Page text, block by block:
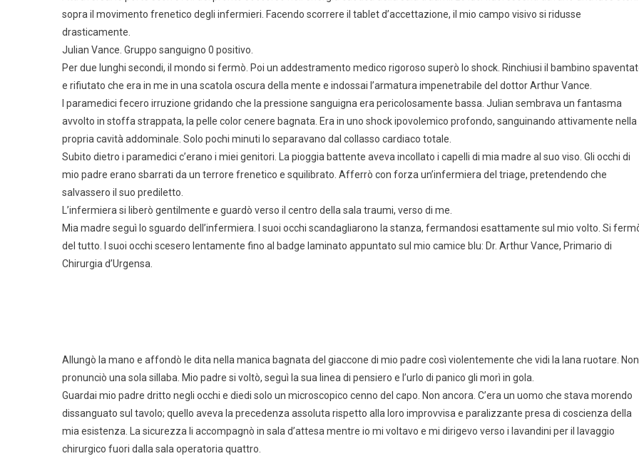
sopra il movimento frenetico degli infermieri. Facendo scorrere il tablet d’accettazione, il mio campo visivo si ridusse
drasticamente.
Julian Vance. Gruppo sanguigno 0 positivo.
Per due lunghi secondi, il mondo si fermò. Poi un addestramento medico rigoroso superò lo shock. Rinchiusi il bambino
e rifiutato che era in me in una scatola oscura della mente e indossai l’armatura impenetrabile del dottor Arthur Vance.
I paramedici fecero irruzione gridando che la pressione sanguigna era pericolosamente bassa. Julian sembrava un fantasma
avvolto in stoffa strappata, la pelle color cenere bagnata. Era in uno shock ipovolemico profondo, sanguinando attivamente nella
propria cavità addominale. Solo pochi minuti lo separavano dal collasso cardiaco totale.
Subito dietro i paramedici c’erano i miei genitori. La pioggia battente aveva incollato i capelli di mia madre al suo viso. Gli occhi di
mio padre erano sbarrati da un terrore frenetico e squilibrato. Afferrò con forza un’infermiera del triage, pretendendo che
salvassero il suo prediletto.
L’infermiera si liberò gentilmente e guardò verso il centro della sala traumi, verso di me.
Mia madre seguì lo sguardo dell’infermiera. I suoi occhi scandagliarono la stanza, fermandosi esattamente sul mio volto. Si
del tutto. I suoi occhi scesero lentamente fino al badge laminato appuntato sul mio camice blu: Dr. Arthur Vance, Primario di
Chirurgia d’Urgensa.
Allungò la mano e affondò le dita nella manica bagnata del giaccone di mio padre così violentemente che vidi la lana ruotare. Non
pronunciò una sola sillaba. Mio padre si voltò, seguì la sua linea di pensiero e l’urlo di panico gli morì in gola.
Guardai mio padre dritto negli occhi e diedi solo un microscopico cenno del capo. Non ancora. C’era un uomo che stava morendo
dissanguato sul tavolo; quello aveva la precedenza assoluta rispetto alla loro improvvisa e paralizzante presa di coscienza della
mia esistenza. La sicurezza li accompagnò in sala d’attesa mentre io mi voltavo e mi dirigevo verso i lavandini per il lavaggio
chirurgico fuori dalla sala operatoria quattro.